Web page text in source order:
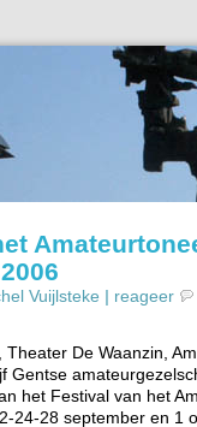
Vuijlsteke | reageer
De Waanzin,
Gentse
het Festival van het
24-28 september en 1